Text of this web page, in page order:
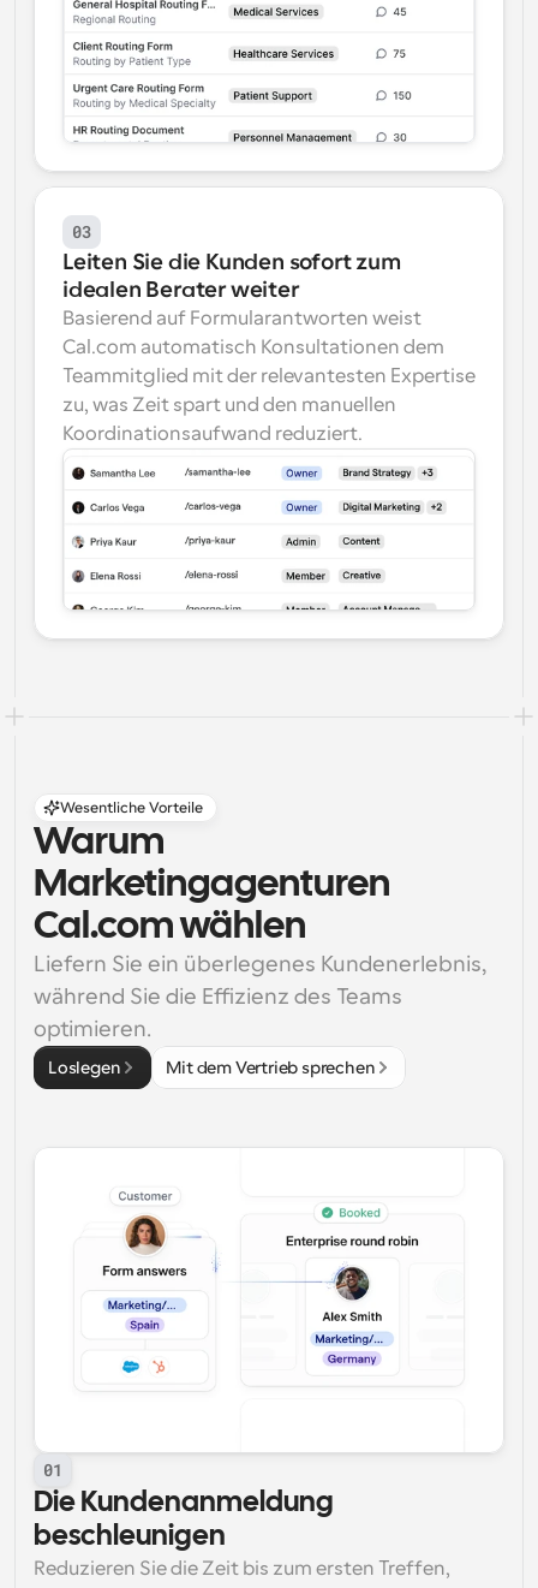
03
Leiten Sie die Kunden sofort zum
idealen Berater weiter
Basierend auf Formularantworten weist
Cal.com automatisch Konsultationen dem
Teammitglied mit der relevantesten Expertise
zu, was Zeit spart und den manuellen
Koordinationsaufwand reduziert.
Wesentliche Vorteile
Warum
Marketingagenturen
Cal.com wählen
Liefern Sie ein überlegenes Kundenerlebnis,
während Sie die Effizienz des Teams
optimieren.
Loslegen Mit dem Vertrieb sprechen
01
Die Kundenanmeldung
beschleunigen
Reduzieren Sie die Zeit bis zum ersten Treffen,